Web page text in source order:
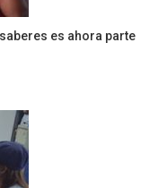
es ahora parte